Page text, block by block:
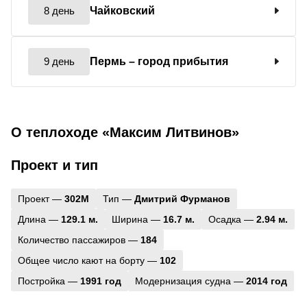
8 день Чайковский
9 день Пермь – город прибытия
О теплоходе «Максим Литвинов»
Проект и тип
Проект — 302М Тип — Дмитрий Фурманов
Длина — 129.1 м. Ширина — 16.7 м. Осадка — 2.94 м.
Количество пассажиров — 184
Общее число кают на борту — 102
Постройка — 1991 год Модернизация судна — 2014 год